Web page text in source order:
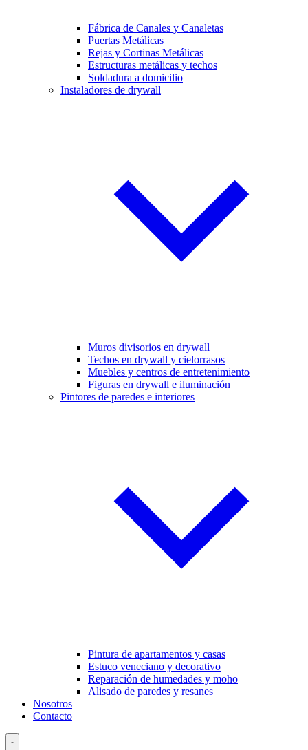
Fábrica de Canales y Canaletas
Puertas Metálicas
Rejas y Cortinas Metálicas
Estructuras metálicas y techos
Soldadura a domicilio
Instaladores de drywall
Muros divisorios en drywall
Techos en drywall y cielorrasos
Muebles y centros de entretenimiento
Figuras en drywall e iluminación
Pintores de paredes e interiores
Pintura de apartamentos y casas
Estuco veneciano y decorativo
Reparación de humedades y moho
Alisado de paredes y resanes
Nosotros
Contacto